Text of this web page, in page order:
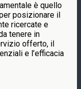
è quello
posizionare il
ricercate e
tenere in
offerto, il
e l’efficacia